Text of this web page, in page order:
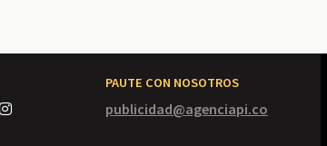
PAUTE CON NOSOTROS
publicidad@agenciapi.co